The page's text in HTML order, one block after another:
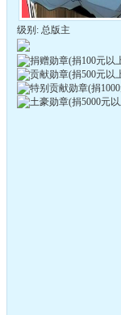
级别: 总版主